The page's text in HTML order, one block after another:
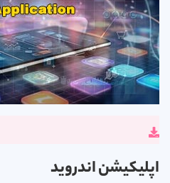
اپلیکیشن اندروید